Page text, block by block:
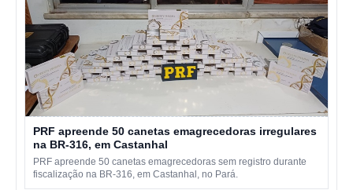
PRF apreende 50 canetas emagrecedoras irregulares
na BR-316, em Castanhal
PRF apreende 50 canetas emagrecedoras sem registro durante
fiscalização na BR-316, em Castanhal, no Pará.